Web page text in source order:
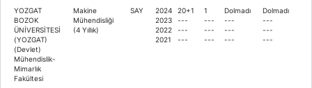
YOZGAT
BOZOK
ÜNİVERSİTESİ
(YOZGAT)
(Devlet)
Mühendislik-
Mimarlık
Fakültesi
Makine
Mühendisliği
(4 Yıllık)
SAY
2024
2023
2022
2021
20+1
---
---
---
1
---
---
---
Dolmadı
---
---
---
Dolmadı
---
---
---